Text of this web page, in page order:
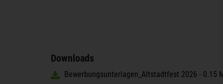
Downloads
Bewerbungsunterlagen_Altstadtfest 2026 - 0.15